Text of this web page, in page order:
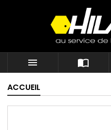
 
ACCUEIL